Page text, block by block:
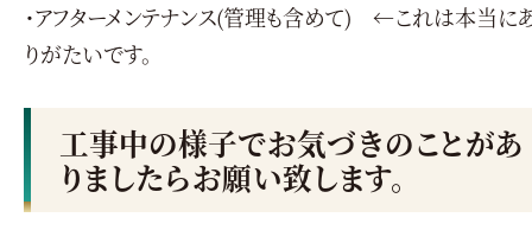
・アフターメンテナンス(管理も含めて) ←これは本当に
りがたいです。
工事中の様子でお気づきのことがあ
りましたらお願い致します。